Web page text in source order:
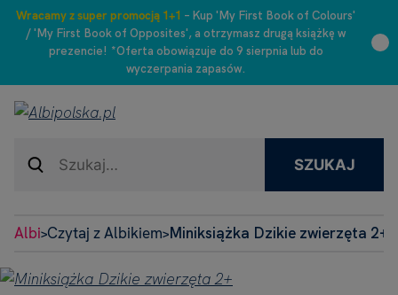
Wracamy z super promocją 1+1 – Kup 'My First Book of Colours'
/ 'My First Book of Opposites', a otrzymasz drugą książkę w
prezencie! *Oferta obowiązuje do 9 sierpnia lub do
wyczerpania zapasów.
SZUKAJ
Albi>Czytaj z Albikiem>Miniksiążka Dzikie zwierzęta 2+